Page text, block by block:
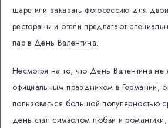
шаре или заказать фотосессию для
рестораны и отели предлагают
пар в День Валентина.
Несмотря на то, что День Валентина не
официальным праздником в Германии,
пользоваться большой популярностью
день стал символом любви и романтики,